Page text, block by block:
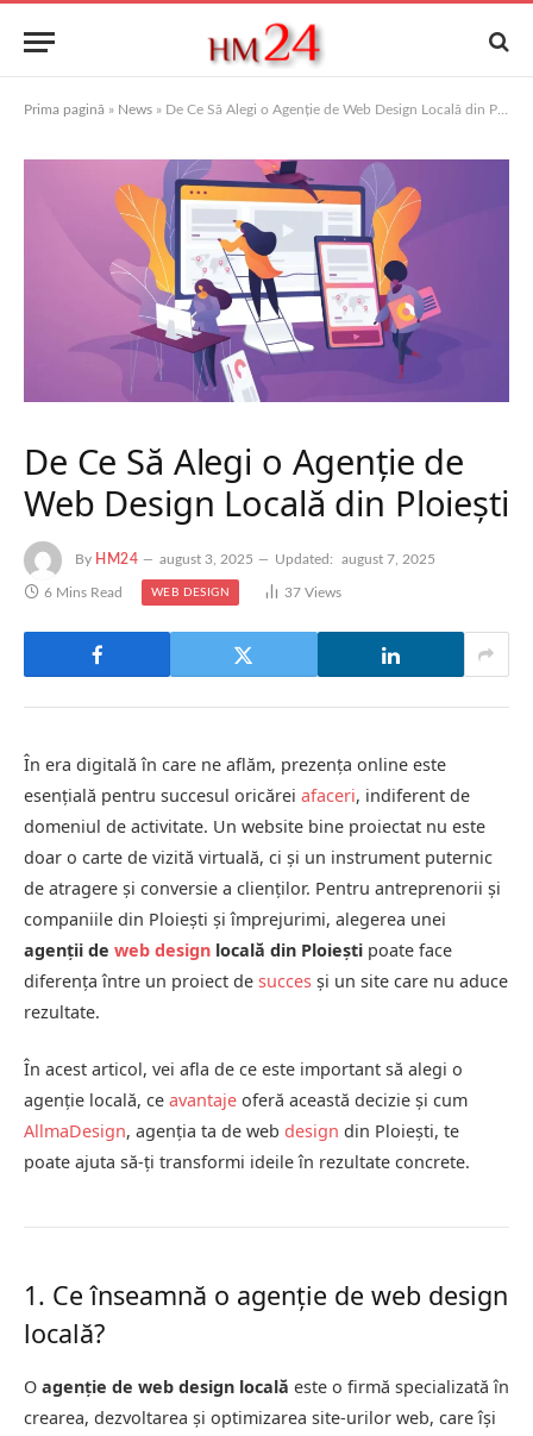
Prima pagină » News » De Ce Să Alegi o Agenție de Web Design Locală din Ploiești
De Ce Să Alegi o Agenție de
Web Design Locală din Ploiești
By HM24 august 3, 2025 Updated: august 7, 2025
6 Mins Read WEB DESIGN 37 Views
În era digitală în care ne aflăm, prezența online este
esențială pentru succesul oricărei afaceri, indiferent de
domeniul de activitate. Un website bine proiectat nu este
doar o carte de vizită virtuală, ci și un instrument puternic
de atragere și conversie a clienților. Pentru antreprenorii și
companiile din Ploiești și împrejurimi, alegerea unei
agenții de web design locală din Ploiești poate face
diferența între un proiect de succes și un site care nu aduce
rezultate.
În acest articol, vei afla de ce este important să alegi o
agenție locală, ce avantaje oferă această decizie și cum
AllmaDesign, agenția ta de web design din Ploiești, te
poate ajuta să-ți transformi ideile în rezultate concrete.
1. Ce înseamnă o agenție de web design
locală?
O agenție de web design locală este o firmă specializată în
crearea, dezvoltarea și optimizarea site-urilor web, care își